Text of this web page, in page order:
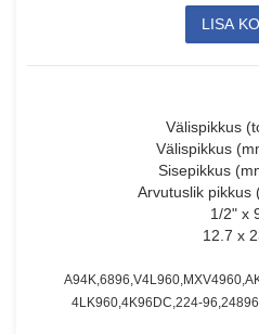
Välispikkus
Välispikkus
Sisepikkus
Arvutuslik
1/2" x
12.7 x
4LK960,4K96DC,224-